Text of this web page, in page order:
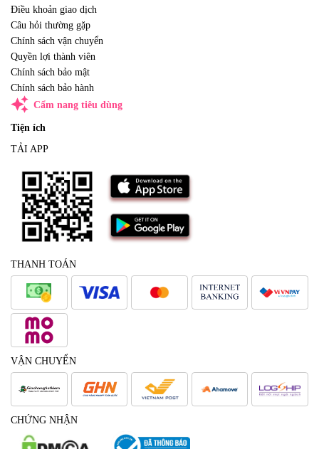
Điều khoản giao dịch
Câu hỏi thường gặp
Chính sách vận chuyển
Quyền lợi thành viên
Chính sách bảo mật
Chính sách bảo hành
auto_awesome Cẩm nang tiêu dùng
Tiện ích
TẢI APP
THANH TOÁN
VẬN CHUYỂN
CHỨNG NHẬN